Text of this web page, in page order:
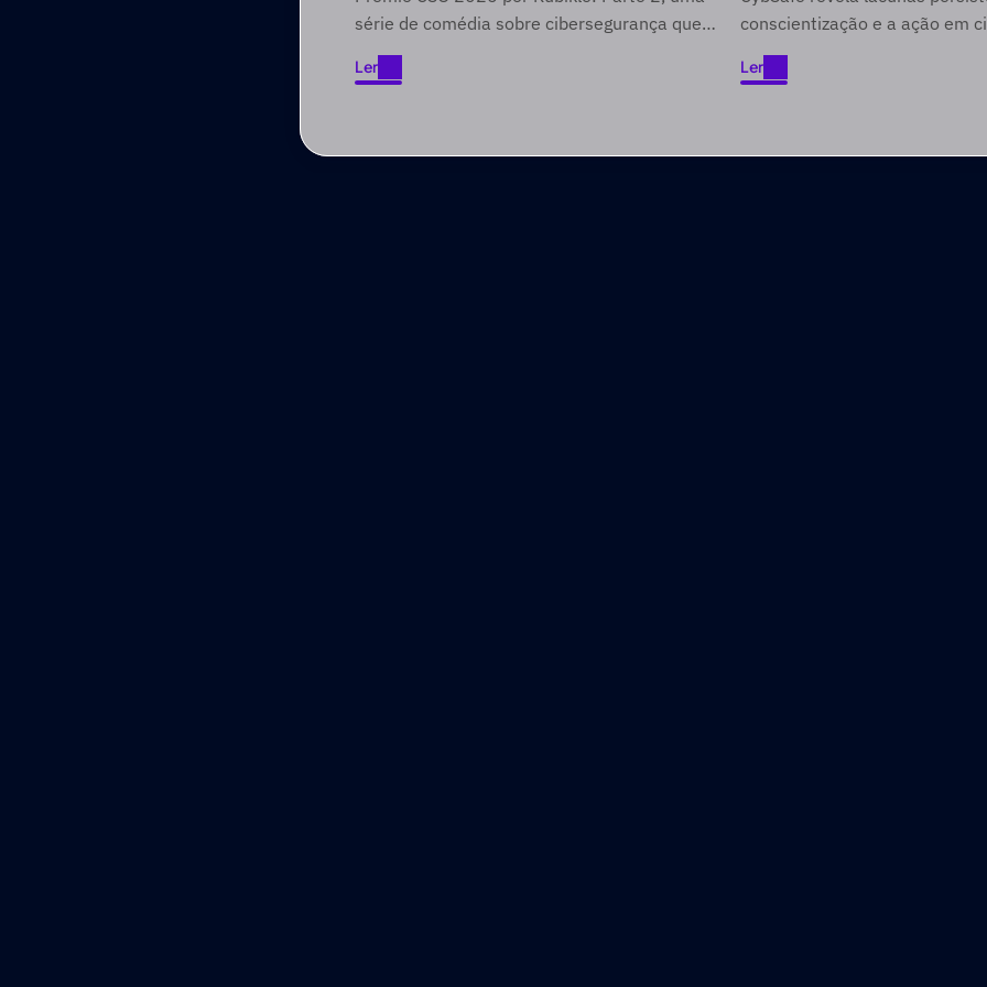
Foundry
série de comédia sobre cibersegurança que
envolve públicos de difícil acesso através de
narrativas focadas no entretenimento.
Ler
Ler
cinco anos
conscientização e a ação em
Ler
Ler